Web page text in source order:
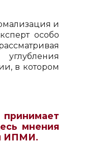
и
особо
в котором
мнения
ИПМИ.